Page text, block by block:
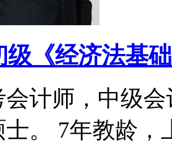
级《经济法基
会计师，中级
士。 7年教龄